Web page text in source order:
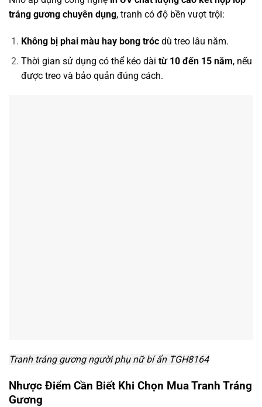
tráng gương chuyên dụng, tranh có độ bền vượt trội:
Không bị phai màu hay bong trócdù treo lâu năm.
Thời gian sử dụng có thể kéo dài từ 10 đến 15 năm, nếu
được treo và bảo quản đúng cách.
Tranh tráng gương người phụ nữ bí ẩn TGH8164
Nhược Điểm Cần Biết Khi Chọn Mua Tranh Tráng
Gương